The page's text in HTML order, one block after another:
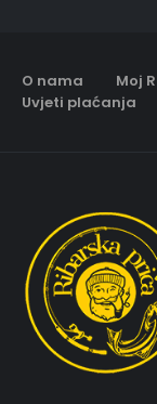
O nama Moj
Uvjeti plaćanja